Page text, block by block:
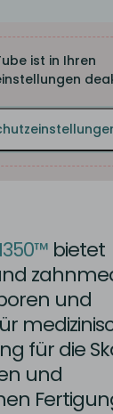
ist in Ihren
bietet
und
für die
und